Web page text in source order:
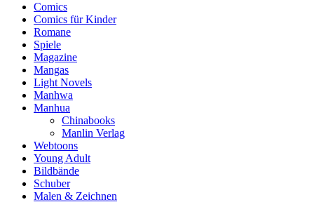
Comics
Comics für Kinder
Romane
Spiele
Magazine
Mangas
Light Novels
Manhwa
Manhua
Chinabooks
Manlin Verlag
Webtoons
Young Adult
Bildbände
Schuber
Malen & Zeichnen